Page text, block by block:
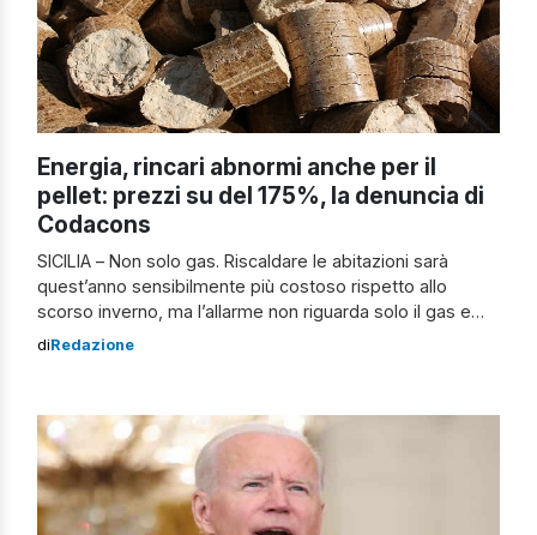
Energia, rincari abnormi anche per il
pellet: prezzi su del 175%, la denuncia di
Codacons
SICILIA – Non solo gas. Riscaldare le abitazioni sarà
quest’anno sensibilmente più costoso rispetto allo
scorso inverno, ma l’allarme non riguarda solo il gas e
coinvolge ora anche altri combustibili. Lo denunciano il
stufe presenti in milioni di […]
diRedazione